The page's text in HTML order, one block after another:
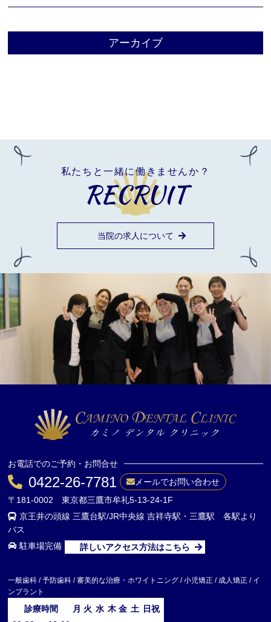
アーカイブ
私たちと一緒に働きませんか？
RECRUIT
当院の求人について
お電話でのご予約・お問合せ
0422-26-7781
メールでお問い合わせ
〒181-0002 東京都三鷹市牟礼5-13-24-1F
京王井の頭線 三鷹台駅/JR中央線 吉祥寺駅・三鷹駅 各駅より
バス
駐車場完備
詳しいアクセス方法はこちら
一般歯科 / 予防歯科 / 審美的な治療・ホワイトニング / 小児矯正 / 成人矯正 / イ
ンプラント
診療時間 月 火 水 木 金 土
日祝